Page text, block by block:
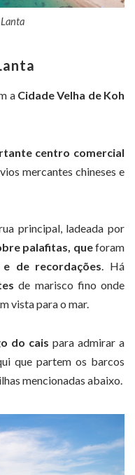
a Cidade Velha de Koh
centro comercial
mercantes chineses e
principal, ladeada por
palafitas, queforam
de recordações. Há
de marisco fino onde
vista para o mar.
do cais para admirar a
que partem os barcos
mencionadas abaixo.